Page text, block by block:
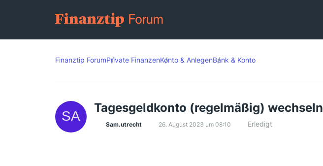
Finanztip ForumPrivate FinanzenKonto & AnlegenBank & Konto
Tagesgeldkonto (regelmäßig) wechseln
Sam.utrecht 26. August 2023 um 08:10 Erledigt